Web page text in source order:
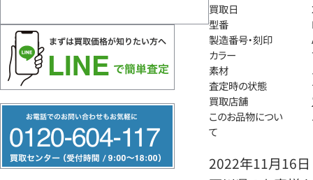
リ
ー
買取日
型番
製造番号・刻印
カラー
素材
査定時の状態
買取店舗
このお品物につい
て
2022年11月16日